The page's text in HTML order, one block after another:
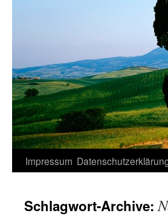
Zum
springen
Impressum
Schlagwort-Archive: